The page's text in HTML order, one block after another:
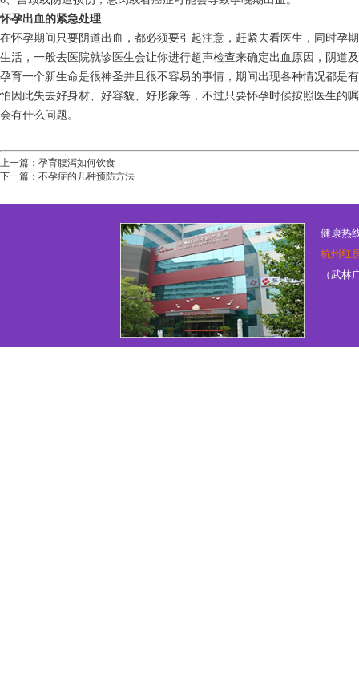
怀孕出血的紧急处理
在怀孕期间只要阴道出血，都必须要引起注意，赶紧去看医生，同时孕
生活，一般去医院就诊医生会让你进行超声检查来确定出血原因，阴道
孕育一个新生命是很神圣并且很不容易的事情，期间出现各种情况都是
怕因此失去好身材、好容貌、好形象等，不过只要怀孕时候按照医生的
会有什么问题。
上一篇： 孕育腹泻如何饮食
下一篇： 不孕症的几种预防方法
健康热
杭州红
（武